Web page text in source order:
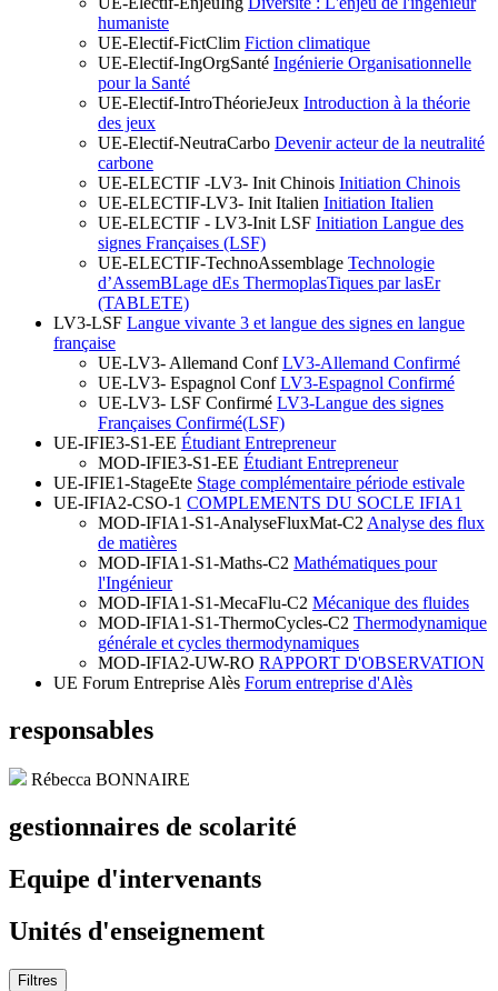
humaniste
UE-Electif-FictClim Fiction climatique
UE-Electif-IngOrgSanté Ingénierie Organisationnelle
pour la Santé
UE-Electif-IntroThéorieJeux Introduction à la théorie
des jeux
UE-Electif-NeutraCarbo Devenir acteur de la neutralité
carbone
UE-ELECTIF -LV3- Init Chinois Initiation Chinois
UE-ELECTIF-LV3- Init Italien Initiation Italien
UE-ELECTIF - LV3-Init LSF Initiation Langue des
signes Françaises (LSF)
UE-ELECTIF-TechnoAssemblage Technologie
d’AssemBLage dEs ThermoplasTiques par lasEr
(TABLETE)
LV3-LSF Langue vivante 3 et langue des signes en langue
française
UE-LV3- Allemand Conf LV3-Allemand Confirmé
UE-LV3- Espagnol Conf LV3-Espagnol Confirmé
UE-LV3- LSF Confirmé LV3-Langue des signes
Françaises Confirmé(LSF)
UE-IFIE3-S1-EE Étudiant Entrepreneur
MOD-IFIE3-S1-EE Étudiant Entrepreneur
UE-IFIE1-StageEte Stage complémentaire période estivale
UE-IFIA2-CSO-1 COMPLEMENTS DU SOCLE IFIA1
MOD-IFIA1-S1-AnalyseFluxMat-C2 Analyse des flux
de matières
MOD-IFIA1-S1-Maths-C2 Mathématiques pour
l'Ingénieur
MOD-IFIA1-S1-MecaFlu-C2 Mécanique des fluides
MOD-IFIA1-S1-ThermoCycles-C2 Thermodynamique
générale et cycles thermodynamiques
MOD-IFIA2-UW-RO RAPPORT D'OBSERVATION
UE Forum Entreprise Alès Forum entreprise d'Alès
responsables
Rébecca BONNAIRE
gestionnaires de scolarité
Equipe d'intervenants
Unités d'enseignement
Filtres